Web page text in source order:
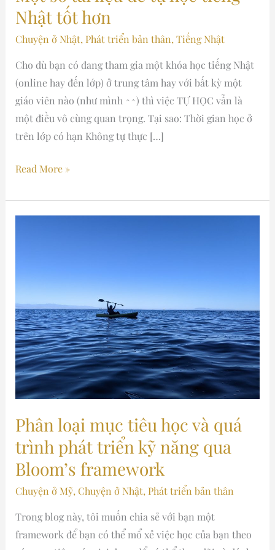
Nhật tốt hơn
Chuyện ở Nhật, Phát triển bản thân, Tiếng Nhật
Cho dù bạn có đang tham gia một khóa học tiếng Nhật
(online hay đến lớp) ở trung tâm hay với bất kỳ một
giáo viên nào (như mình ^^) thì việc TỰ HỌC vẫn là
một điều vô cùng quan trọng. Tại sao: Thời gian học ở
trên lớp có hạn Không tự thực […]
hơn
Read More »
Phân loại mục tiêu học và quá
trình phát triển kỹ năng qua
Bloom’s framework
Chuyện ở Mỹ, Chuyện ở Nhật, Phát triển bản thân
Trong blog này, tôi muốn chia sẻ với bạn một
framework để bạn có thể mổ xẻ việc học của bạn theo
và
quá
trình
phát
triển
kỹ
năng
qua
Bloom’s
framework